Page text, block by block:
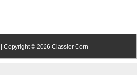
| Copyright © 2026 Classier Corn